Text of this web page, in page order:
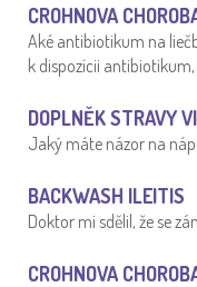
CROHNOVA
Aké antibiotikum na
k dispozícii
DOPLNĚK STRAVY
Jaký máte názor na
BACKWASH ILEITIS
Doktor mi sdělil, že se
CROHNOVA